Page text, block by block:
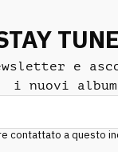
e
i nuovi album
contattato a questo